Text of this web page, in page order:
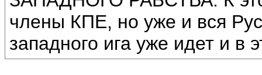
члены КПЕ, но уже и вся
западного ига уже идет и